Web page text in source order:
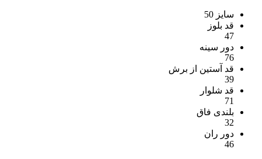
سایز 50
قد بلوز
47
دور سینه
76
قد آستین از برش
39
قد شلوار
71
بلندی فاق
32
دور ران
46